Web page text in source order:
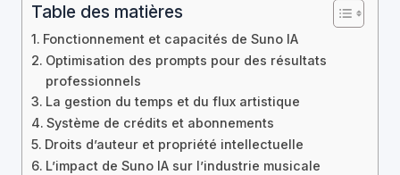
Table des matières
Fonctionnement et capacités de Suno IA
Optimisation des prompts pour des résultats
professionnels
La gestion du temps et du flux artistique
Système de crédits et abonnements
Droits d’auteur et propriété intellectuelle
L’impact de Suno IA sur l’industrie musicale